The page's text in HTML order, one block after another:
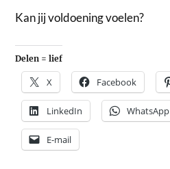
Kan jij voldoening voelen?
Delen = lief
X Facebook
LinkedIn WhatsApp
E-mail